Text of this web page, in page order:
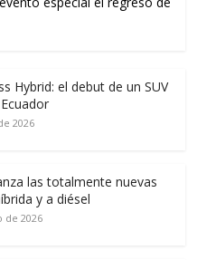
Hybrid: el debut de un SUV
2026
las totalmente nuevas
y a diésel
de 2026